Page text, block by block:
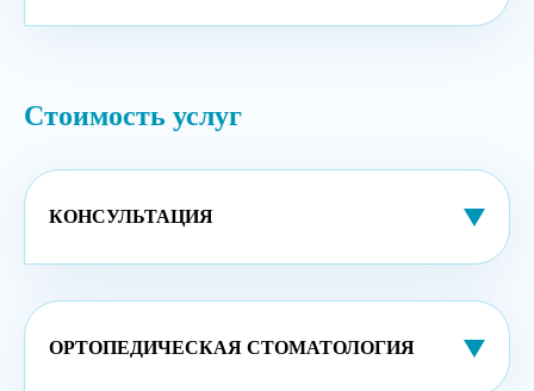
Стоимость услуг
КОНСУЛЬТАЦИЯ
ОРТОПЕДИЧЕСКАЯ СТОМАТОЛОГИЯ